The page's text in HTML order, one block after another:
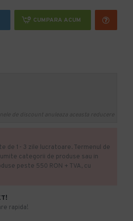
CUMPARA ACUM
rapida!
de 1- 3 zile lucratoare. Termenul de
categorii de produse sau in
peste 550 RON + TVA, cu